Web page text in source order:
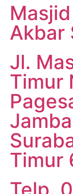
Akbar
Jl.
Timur
Timur